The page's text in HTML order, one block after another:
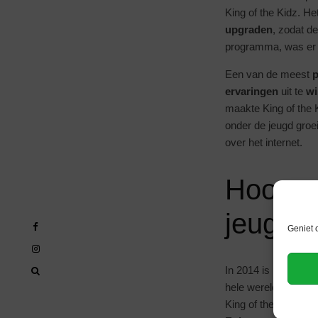
Geniet
King of the Kidz.
upgraden, zodat
programma, was
Een van de meest
ervaringen uit te
maakte King of the
onder de jeugd
over het internet.
jeugd
In 2014 is King of
hele wereld zullen
King of the Kidz en